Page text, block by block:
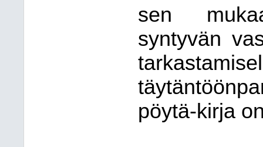
sen
syntyvän
pöytä-kirja